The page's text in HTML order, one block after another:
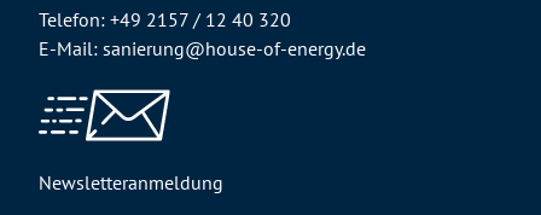
Telefon: +49 2157 / 12 40 320
E-Mail: sanierung@house-of-energy.de
Newsletteranmeldung